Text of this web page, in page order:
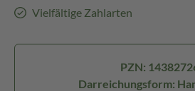
Vielfältige Zahlarten
PZN:
Darreichungsform: